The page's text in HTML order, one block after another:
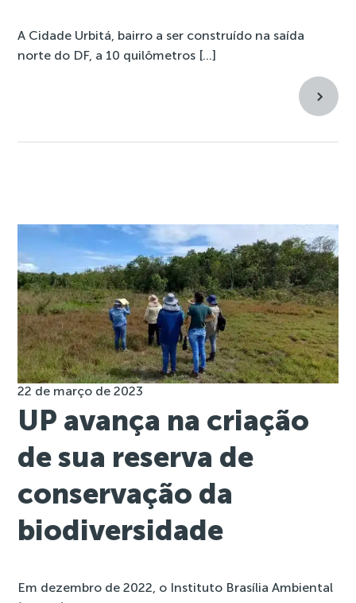
A Cidade Urbitá, bairro a ser construído na saída
norte do DF, a 10 quilômetros […]
22 de março de 2023
UP avança na criação
de sua reserva de
conservação da
biodiversidade
Em dezembro de 2022, o Instituto Brasília Ambiental